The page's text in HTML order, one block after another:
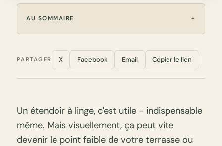
AU SOMMAIRE
PARTAGER X Facebook Email Copier le lien
Un étendoir à linge, c'est utile - indispensable
même. Mais visuellement, ça peut vite
devenir le point faible de votre terrasse ou